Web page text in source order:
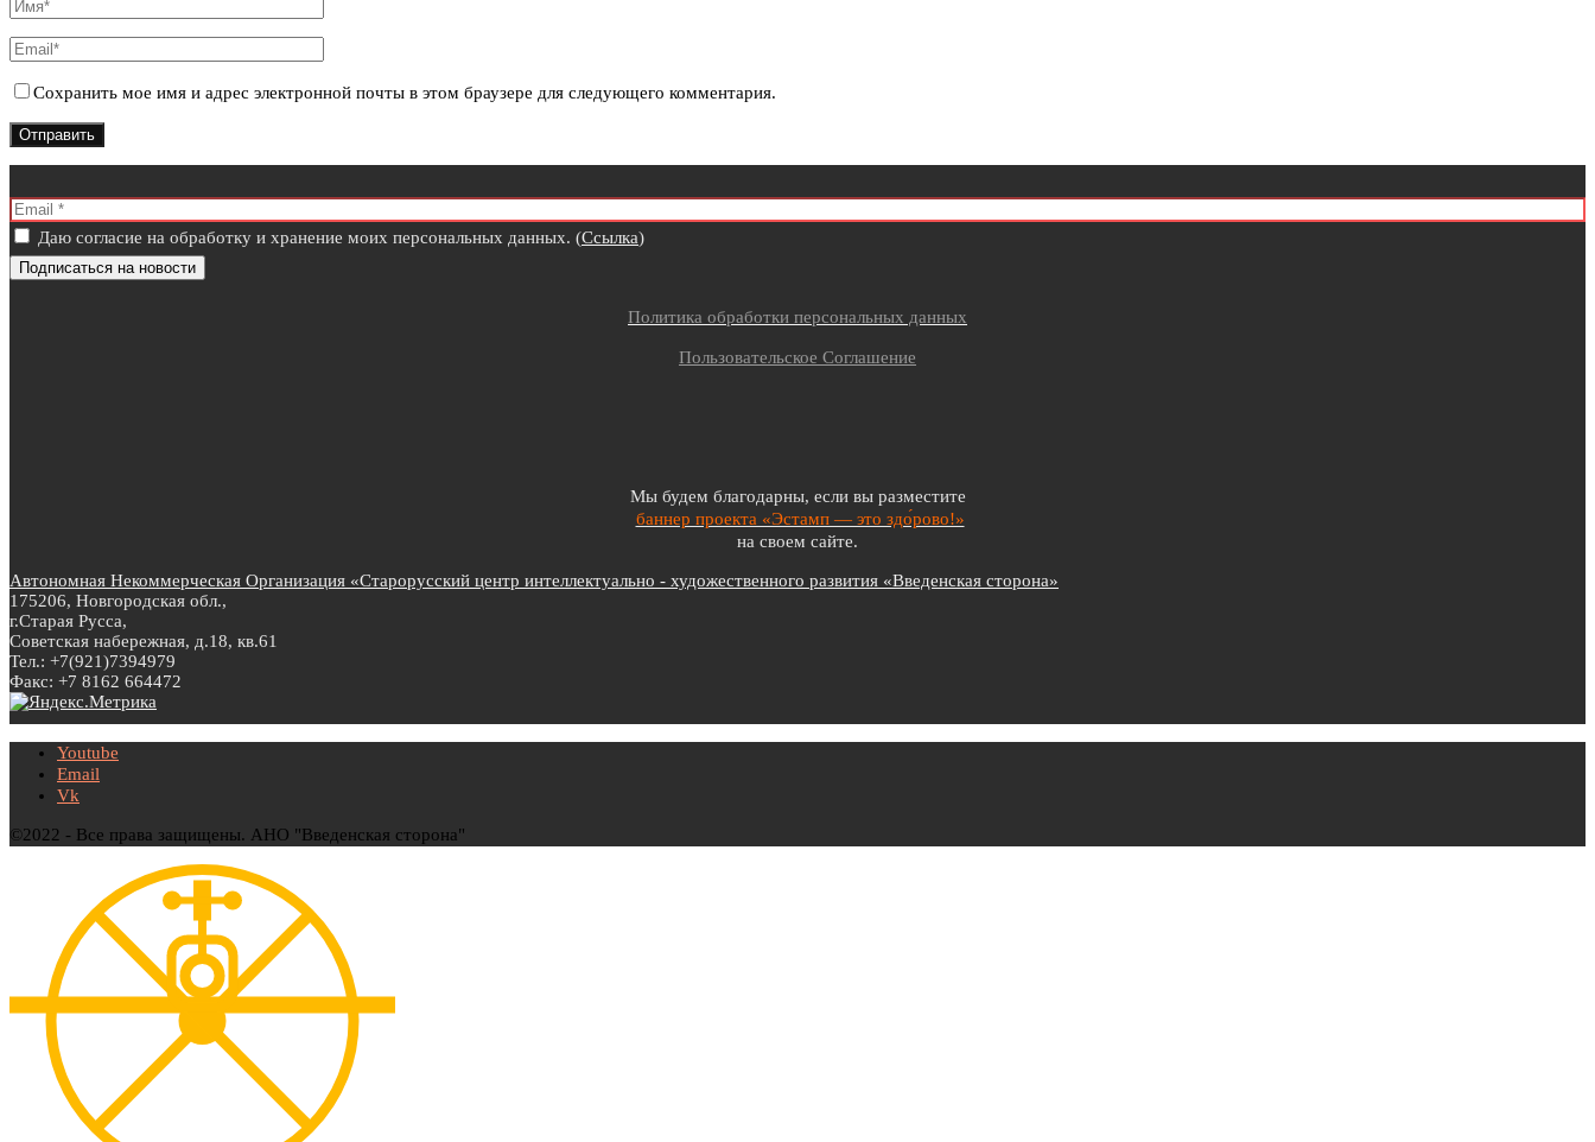
Сохранить мое имя и адрес электронной почты в этом браузере для следующего комментария.
Даю согласие на обработку и хранение моих персональных данных. (Ссылка)
Политика обработки персональных данных
Пользовательское Соглашение
Мы будем благодарны, если вы разместите
баннер проекта «Эстамп — это здо́рово!»
на своем сайте.
Автономная Некоммерческая Организация «Старорусский центр интеллектуально - художественного развития «Введенская сторона»
175206, Новгородская обл.,
г.Старая Русса,
Советская набережная, д.18, кв.61
Тел.: +7(921)7394979
Факс: +7 8162 664472
Youtube
Email
Vk
©2022 - Все права защищены. АНО "Введенская сторона"